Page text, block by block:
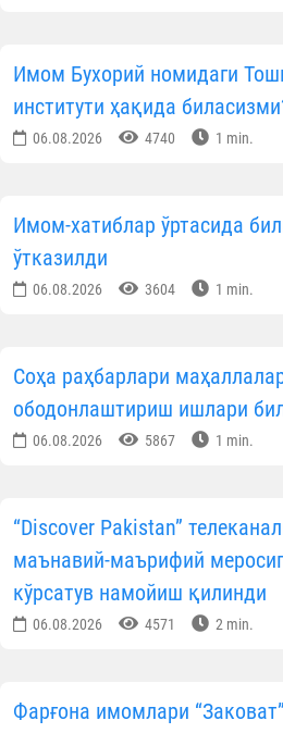
Имом Бухорий номидаги
институти ҳақида
06.08.2026 4740 1 min.
Имом-хатиблар ўртасида
ўтказилди
06.08.2026 3604 1 min.
Соҳа раҳбарлари
ободонлаштириш ишлари
06.08.2026 5867 1 min.
“Discover Pakistan”
маънавий-маърифий
кўрсатув намойиш қилинди
06.08.2026 4571 2 min.
Фарғона имомлари